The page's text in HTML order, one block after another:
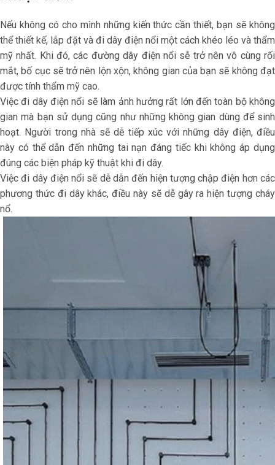
Nếu không có cho mình những kiến thức cần thiết, bạn sẽ không
thể thiết kế, lắp đặt và đi dây điện nổi một cách khéo léo và thẩm
mỹ nhất. Khi đó, các đường dây điện nổi sễ trở nên vô cùng rối
mắt, bố cục sẽ trở nên lộn xộn, không gian của bạn sẽ không đạt
được tính thẩm mỹ cao.
Việc đi dây điện nổi sẽ làm ảnh hưởng rất lớn đến toàn bộ không
gian mà bạn sử dụng cũng như những không gian dùng để sinh
hoạt. Người trong nhà sẽ dễ tiếp xúc với những dây điện, điều
này có thể dẫn đến những tai nạn đáng tiếc khi không áp dụng
đúng các biện pháp kỹ thuật khi đi dây.
Việc đi dây điện nổi sẽ dễ dẫn đến hiện tượng chập điện hơn các
phương thức đi dây khác, điều này sẽ dễ gây ra hiện tượng cháy
nổ.